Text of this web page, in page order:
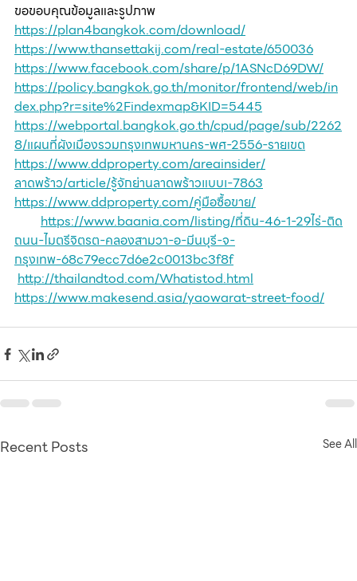
ขอขอบคุณข้อมูลและรูปภาพ
https://plan4bangkok.com/download/
https://www.thansettakij.com/real-estate/650036
https://www.facebook.com/share/p/1ASNcD69DW/
https://policy.bangkok.go.th/monitor/frontend/web/in
dex.php?r=site%2Findexmap&KID=5445
https://webportal.bangkok.go.th/cpud/page/sub/2262
8/แผนที่ผังเมืองรวมกรุงเทพมหานคร-พศ-2556-รายเขต
https://www.ddproperty.com/areainsider/
ลาดพร้าว/article/รู้จักย่านลาดพร้าวแบบเ-7863
https://www.ddproperty.com/คู่มือซื้อขาย/
https://www.baania.com/listing/ที่ดิน-46-1-29ไร่-ติด
ถนน-ไมตรีจิตรต-คลองสามวา-อ-มีนบุรี-จ-
กรุงเทพ-68c79ecc7d6e2c0013bc3f8f
http://thailandtod.com/Whatistod.html
https://www.makesend.asia/yaowarat-street-food/
Recent Posts See All